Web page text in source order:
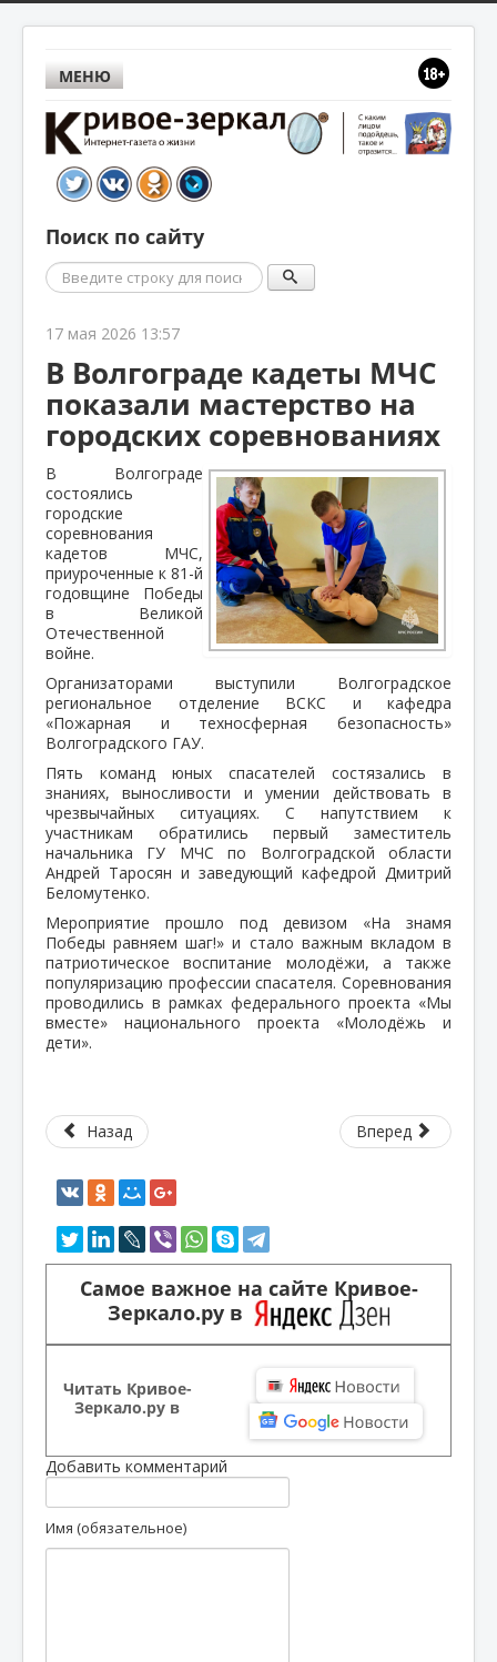
МЕНЮ
Поиск по сайту
Поиск
17 мая 2026 13:57
В Волгограде кадеты МЧС
показали мастерство на
городских соревнованиях
В Волгограде
состоялись
городские
соревнования
кадетов МЧС,
приуроченные к 81-й
годовщине Победы
в Великой
Отечественной
войне.
Организаторами выступили Волгоградское
региональное отделение ВСКС и кафедра
«Пожарная и техносферная безопасность»
Волгоградского ГАУ.
Пять команд юных спасателей состязались в
знаниях, выносливости и умении действовать в
чрезвычайных ситуациях. С напутствием к
участникам обратились первый заместитель
начальника ГУ МЧС по Волгоградской области
Андрей Таросян и заведующий кафедрой Дмитрий
Беломутенко.
Мероприятие прошло под девизом «На знамя
Победы равняем шаг!» и стало важным вкладом в
патриотическое воспитание молодёжи, а также
популяризацию профессии спасателя. Соревнования
проводились в рамках федерального проекта «Мы
вместе» национального проекта «Молодёжь и
дети».
Назад Вперед
Самое важное на сайте Кривое-
Зеркало.ру в
Читать Кривое-
Зеркало.ру в
Добавить комментарий
Имя (обязательное)